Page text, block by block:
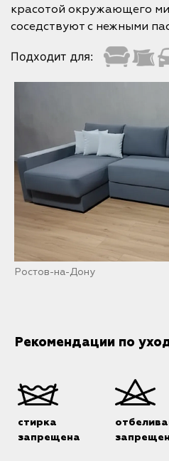
красотой окружающего
соседствуют с нежными
Подходит для:
Ростов-на-Дону
Рекомендации по
стирка
запрещена